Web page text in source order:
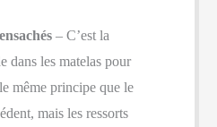
– C’est la
dans les matelas pour
même principe que le
mais les ressorts